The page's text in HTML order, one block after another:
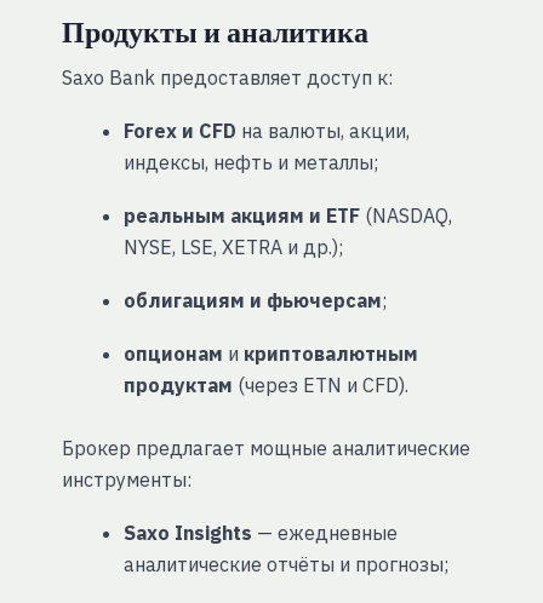
Продукты и аналитика
Saxo Bank предоставляет доступ к:
Forex и CFD на валюты, акции,
индексы, нефть и металлы;
реальным акциям и ETF(NASDAQ,
NYSE, LSE, XETRA и др.);
облигациям и фьючерсам;
опционам и криптовалютным
продуктам (через ETN и CFD).
Брокер предлагает мощные аналитические
инструменты:
Saxo Insights — ежедневные
аналитические отчёты и прогнозы;